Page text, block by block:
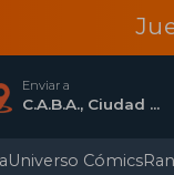
Enviar a
C.A.B.A., Ciudad Autónoma De Buenos Aires
Universo Cómics